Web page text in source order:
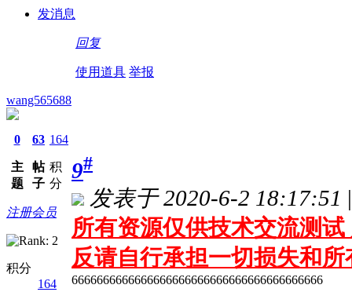
发消息
回复
使用道具 举报
wang565688
0
主
题
63
帖
子
164
积
分
注册会员
积分
164
9#
发表于 2020-6-2 18:17:51 |
所有资源仅供技术交流测
反请自行承担一切损失和所
6666666666666666666666666666666666666666